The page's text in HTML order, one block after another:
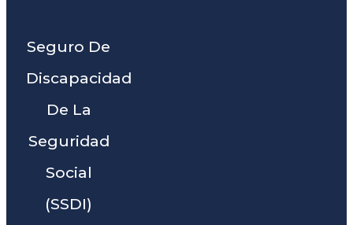
Seguro De
Discapacidad
De La
Seguridad
Social
(SSDI)